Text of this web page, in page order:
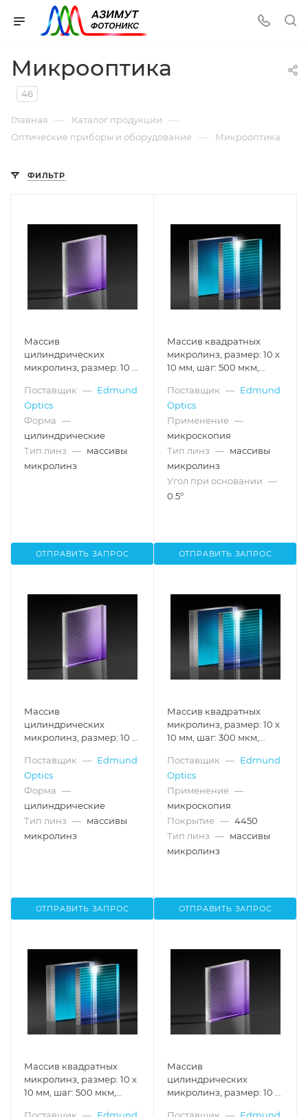
Микрооптика
46
Главная — Каталог продукции —
Оптические приборы и оборудование — Микрооптика
ФИЛЬТР
Массив
цилиндрических
микролинз, размер: 10 x
расходимость: 3.2°
Поставщик — Edmund
Optics
Форма —
цилиндрические
Тип линз — массивы
микролинз
ОТПРАВИТЬ ЗАПРОС
Массив квадратных
микролинз, размер: 10 x
10 мм, шаг: 500 мкм,
Поставщик — Edmund
Optics
Применение —
микроскопия
Тип линз — массивы
микролинз
Угол при основании —
0.5°
ОТПРАВИТЬ ЗАПРОС
Массив
цилиндрических
микролинз, размер: 10 x
расходимость: 1.3°
Поставщик — Edmund
Optics
Форма —
цилиндрические
Тип линз — массивы
микролинз
ОТПРАВИТЬ ЗАПРОС
Массив квадратных
микролинз, размер: 10 x
10 мм, шаг: 300 мкм,
покрытие для 400-1000
нм
Поставщик — Edmund
Optics
Применение —
микроскопия
Покрытие — 4450
Тип линз — массивы
микролинз
ОТПРАВИТЬ ЗАПРОС
Массив квадратных
микролинз, размер: 10 x
10 мм, шаг: 500 мкм,
Массив
цилиндрических
микролинз, размер: 10 x